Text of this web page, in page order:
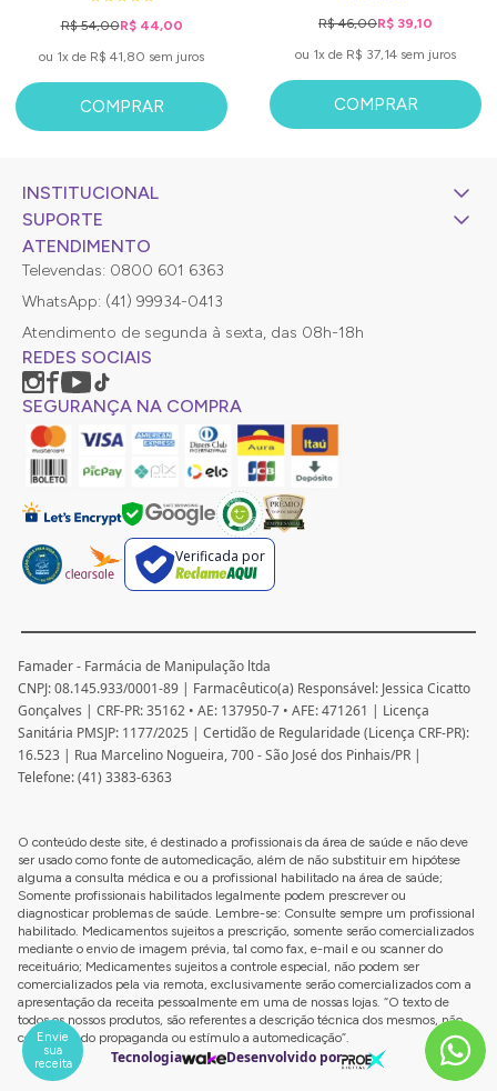
R$ 54,00R$ 44,00
ou 1x de R$ 41,80 sem juros
COMPRAR
R$ 46,00R$ 39,10
ou 1x de R$ 37,14 sem juros
COMPRAR
INSTITUCIONAL
SUPORTE
ATENDIMENTO
Televendas: 0800 601 6363
WhatsApp: (41) 99934-0413
Atendimento de segunda à sexta, das 08h-18h
REDES SOCIAIS
SEGURANÇA NA COMPRA
Verificada por
Famader - Farmácia de Manipulação ltda
CNPJ: 08.145.933/0001-89 | Farmacêutico(a) Responsável: Jessica Cicatto
Gonçalves | CRF-PR: 35162 • AE: 137950-7 • AFE: 471261 | Licença
Sanitária PMSJP: 1177/2025 | Certidão de Regularidade (Licença CRF-PR):
16.523 | Rua Marcelino Nogueira, 700 - São José dos Pinhais/PR |
Telefone: (41) 3383-6363
O conteúdo deste site, é destinado a profissionais da área de saúde e não deve
ser usado como fonte de automedicação, além de não substituir em hipótese
alguma a consulta médica e ou a profissional habilitado na área de saúde;
Somente profissionais habilitados legalmente podem prescrever ou
diagnosticar problemas de saúde. Lembre-se: Consulte sempre um profissional
habilitado. Medicamentos sujeitos a prescrição, somente serão comercializados
mediante o envio de imagem prévia, tal como fax, e-mail e ou scanner do
receituário; Medicamentes sujeitos a controle especial, não podem ser
comercializados pela via remota, exclusivamente serão comercializados com a
apresentação da receita pessoalmente em uma de nossas lojas. “O texto de
todos os nossos produtos, são referentes a descrição técnica dos mesmos, não
configurando propaganda ou estímulo a automedicação”.
Tecnologia Desenvolvido por
Envie
sua
receita